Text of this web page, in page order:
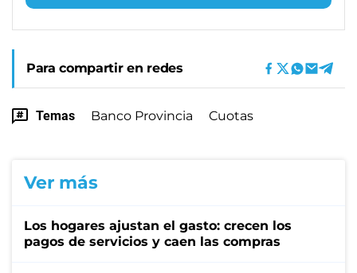
Para compartir en redes
Temas Banco Provincia Cuotas
Ver más
Los hogares ajustan el gasto: crecen los
pagos de servicios y caen las compras